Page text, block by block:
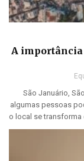
A importância
São Januário,
algumas pessoas
o local se